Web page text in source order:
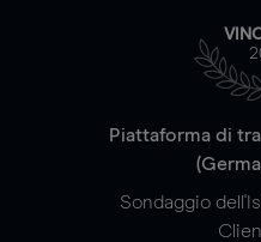
Piattaforma di
Sondaggio